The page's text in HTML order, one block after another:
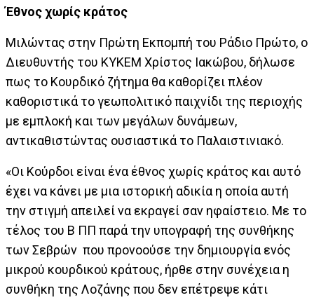
Έθνος χωρίς κράτος
Μιλώντας στην Πρώτη Εκπομπή του Ράδιο Πρώτο, ο
Διευθυντής του ΚΥΚΕΜ Χρίστος Ιακώβου, δήλωσε
πως το Κουρδικό ζήτημα θα καθορίζει πλέον
καθοριστικά το γεωπολιτικό παιχνίδι της περιοχής
με εμπλοκή και των μεγάλων δυνάμεων,
αντικαθιστώντας ουσιαστικά το Παλαιστινιακό.
«Οι Κούρδοι είναι ένα έθνος χωρίς κράτος και αυτό
έχει να κάνει με μια ιστορική αδικία η οποία αυτή
την στιγμή απειλεί να εκραγεί σαν ηφαίστειο. Με το
τέλος του Β ΠΠ παρά την υπογραφή της συνθήκης
των Σεβρών που προνοούσε την δημιουργία ενός
μικρού κουρδικού κράτους, ήρθε στην συνέχεια η
συνθήκη της Λοζάνης που δεν επέτρεψε κάτι